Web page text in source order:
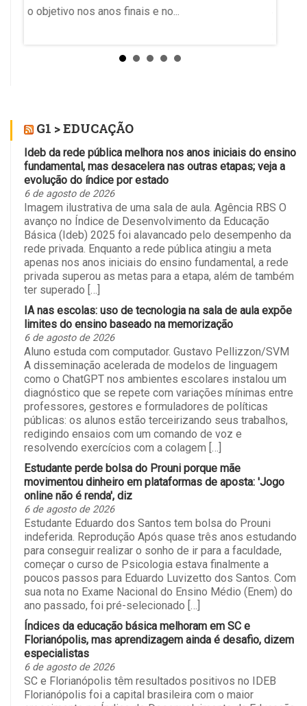
o objetivo nos anos finais e no...
G1 > EDUCAÇÃO
Ideb da rede pública melhora nos anos iniciais do ensino
fundamental, mas desacelera nas outras etapas; veja a
evolução do índice por estado
6 de agosto de 2026
Imagem ilustrativa de uma sala de aula. Agência RBS O
avanço no Índice de Desenvolvimento da Educação
Básica (Ideb) 2025 foi alavancado pelo desempenho da
rede privada. Enquanto a rede pública atingiu a meta
apenas nos anos iniciais do ensino fundamental, a rede
privada superou as metas para a etapa, além de também
ter superado […]
IA nas escolas: uso de tecnologia na sala de aula expõe
limites do ensino baseado na memorização
6 de agosto de 2026
Aluno estuda com computador. Gustavo Pellizzon/SVM
A disseminação acelerada de modelos de linguagem
como o ChatGPT nos ambientes escolares instalou um
diagnóstico que se repete com variações mínimas entre
professores, gestores e formuladores de políticas
públicas: os alunos estão terceirizando seus trabalhos,
redigindo ensaios com um comando de voz e
resolvendo exercícios com a colagem […]
Estudante perde bolsa do Prouni porque mãe
movimentou dinheiro em plataformas de aposta: 'Jogo
online não é renda', diz
6 de agosto de 2026
Estudante Eduardo dos Santos tem bolsa do Prouni
indeferida. Reprodução Após quase três anos estudando
para conseguir realizar o sonho de ir para a faculdade,
começar o curso de Psicologia estava finalmente a
poucos passos para Eduardo Luvizetto dos Santos. Com
sua nota no Exame Nacional do Ensino Médio (Enem) do
ano passado, foi pré-selecionado […]
Índices da educação básica melhoram em SC e
Florianópolis, mas aprendizagem ainda é desafio, dizem
especialistas
6 de agosto de 2026
SC e Florianópolis têm resultados positivos no IDEB
Florianópolis foi a capital brasileira com o maior